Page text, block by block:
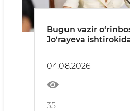
Bugun vazir
Jo‘rayeva
o‘tdi
04.08.2026
35